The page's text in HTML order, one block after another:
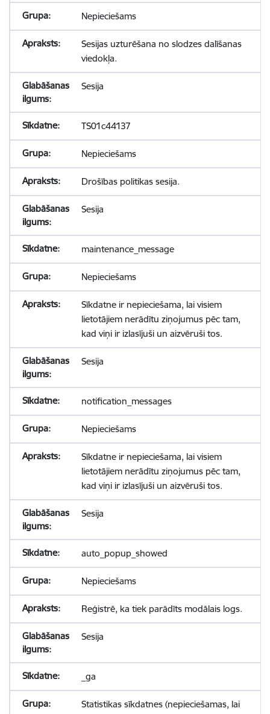
Nepieciešams
Sesijas uzturēšana no slodzes dalīšanas
viedokļa.
Sesija
TS01c44137
Nepieciešams
Drošības politikas sesija.
Sesija
maintenance_message
Nepieciešams
Sīkdatne ir nepieciešama, lai visiem
lietotājiem nerādītu ziņojumus pēc tam,
kad viņi ir izlasījuši un aizvēruši tos.
Sesija
notification_messages
Nepieciešams
Sīkdatne ir nepieciešama, lai visiem
lietotājiem nerādītu ziņojumus pēc tam,
kad viņi ir izlasījuši un aizvēruši tos.
Sesija
auto_popup_showed
Nepieciešams
Reģistrē, ka tiek parādīts modālais logs.
Sesija
_ga
Statistikas sīkdatnes (nepieciešamas, lai